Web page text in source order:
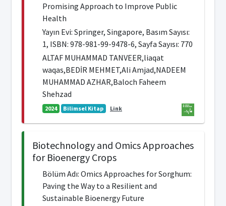
Promising Approach to Improve Public
Health
Yayın Evi: Springer, Singapore, Basım Sayısı:
1, ISBN: 978-981-99-9478-6, Sayfa Sayısı: 770
ALTAF MUHAMMAD TANVEER,liaqat
waqas,BEDİR MEHMET,Ali Amjad,NADEEM
MUHAMMAD AZHAR,Baloch Faheem
Shehzad
2024 Bilimsel Kitap Link
Biotechnology and Omics Approaches
for Bioenergy Crops
Bölüm Adı: Omics Approaches for Sorghum:
Paving the Way to a Resilient and
Sustainable Bioenergy Future